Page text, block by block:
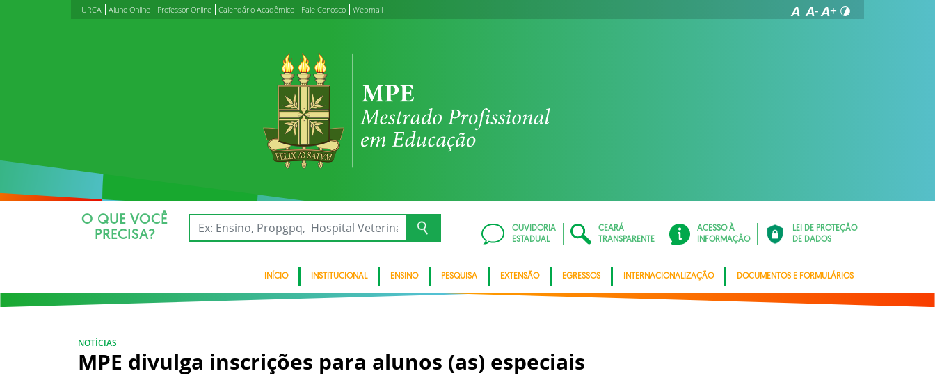
URCA Aluno Online Professor Online Calendário Acadêmico Fale Conosco Webmail
O QUE VOCÊ
PRECISA?
OUVIDORIA
ESTADUAL
CEARÁ
TRANSPARENTE
ACESSO À
INFORMAÇÃO
LEI DE PROTEÇÃO
DE DADOS
INÍCIO INSTITUCIONAL ENSINO PESQUISA EXTENSÃO EGRESSOS INTERNACIONALIZAÇÃO DOCUMENTOS E FORMULÁRIOS
NOTÍCIAS
MPE divulga inscrições para alunos (as) especiais